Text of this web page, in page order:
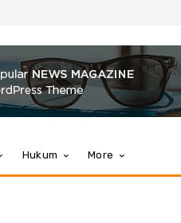
Hukum More